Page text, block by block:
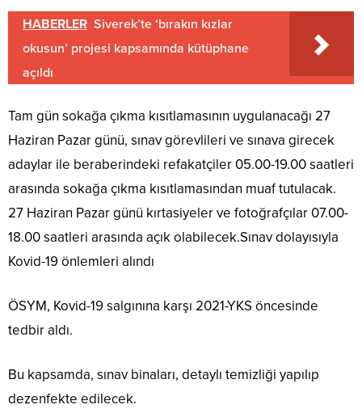
HABERLER Siverek’te ‘bırakın kızlar
okusun’ projesi kapsamında kütüphane
açıldı
Tam gün sokağa çıkma kısıtlamasının uygulanacağı 27
Haziran Pazar günü, sınav görevlileri ve sınava girecek
adaylar ile beraberindeki refakatçiler 05.00-19.00 saatleri
arasında sokağa çıkma kısıtlamasından muaf tutulacak.
27 Haziran Pazar günü kırtasiyeler ve fotoğrafçılar 07.00-
18.00 saatleri arasında açık olabilecek.Sınav dolayısıyla
Kovid-19 önlemleri alındı
ÖSYM, Kovid-19 salgınına karşı 2021-YKS öncesinde
tedbir aldı.
Bu kapsamda, sınav binaları, detaylı temizliği yapılıp
dezenfekte edilecek.